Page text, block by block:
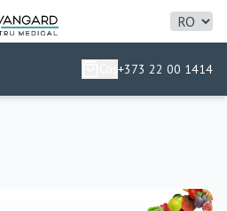
+373 22 00 1414